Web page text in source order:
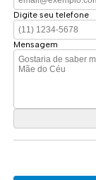
Digite seu telefone
Mensagem